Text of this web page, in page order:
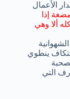
الأعمال
إذا
ألا وهي
ينطوي
التي